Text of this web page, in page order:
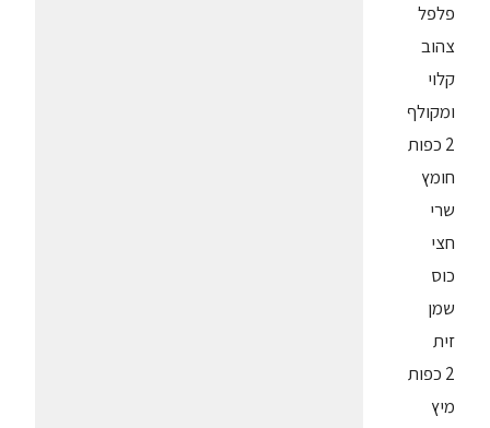
פלפל
צהוב
קלוי
ומקולף
2 כפות
חומץ
שרי
חצי
כוס
שמן
זית
2 כפות
מיץ